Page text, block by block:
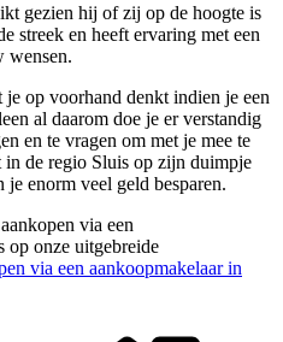
gezien hij of zij op de hoogte is
streek en heeft ervaring met een
wensen.
op voorhand denkt indien je een
al daarom doe je er verstandig
en te vragen om met je mee te
de regio Sluis op zijn duimpje
enorm veel geld besparen.
via een
op onze uitgebreide
via een aankoopmakelaar in